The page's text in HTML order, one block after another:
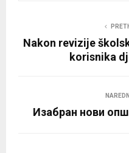
Nakon revizije
korisnika
Изабран нови